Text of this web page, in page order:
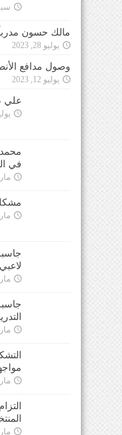
مالك حسون
يوليو 28, 2023
وصول مدافع
يوليو 12, 2023
علي
يوليو
في
مارس
مارس
مارس
مارس
مارس
مارس